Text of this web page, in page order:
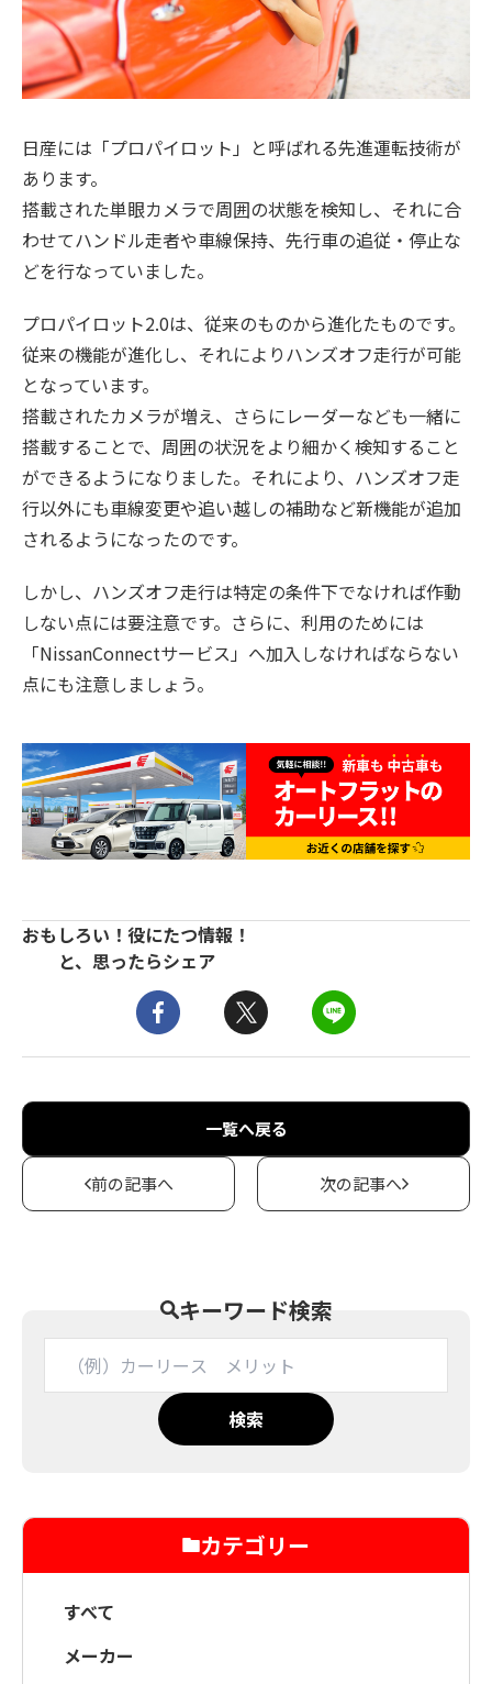
日産には「プロパイロット」と呼ばれる先進運転技術が
あります。
搭載された単眼カメラで周囲の状態を検知し、それに合
わせてハンドル走者や車線保持、先行車の追従・停止な
どを行なっていました。
プロパイロット2.0は、従来のものから進化たものです。
従来の機能が進化し、それによりハンズオフ走行が可能
となっています。
搭載されたカメラが増え、さらにレーダーなども一緒に
搭載することで、周囲の状況をより細かく検知すること
ができるようになりました。それにより、ハンズオフ走
行以外にも車線変更や追い越しの補助など新機能が追加
されるようになったのです。
しかし、ハンズオフ走行は特定の条件下でなければ作動
しない点には要注意です。さらに、利用のためには
「NissanConnectサービス」へ加入しなければならない
点にも注意しましょう。
おもしろい！役にたつ情報！
と、思ったらシェア
一覧へ戻る
前の記事へ 次の記事へ
キーワード検索
検索
カテゴリー
すべて
メーカー